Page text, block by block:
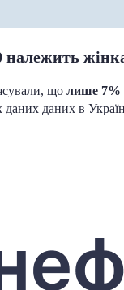
належить
що лише 7%
даних даних в